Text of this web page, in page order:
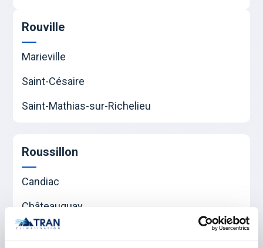
Rouville
Marieville
Saint-Césaire
Saint-Mathias-sur-Richelieu
Roussillon
Candiac
Châteauguay
Delson